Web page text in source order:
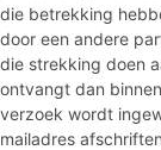
die betrekking
door een andere
die strekking doen
ontvangt dan
verzoek wordt
mailadres